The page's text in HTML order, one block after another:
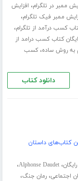
ممبر در تلگرام، افزایش
ممبر فیک تلگرام،
کسب درآمد از تلگرام،
کتاب کسب درامد از
به روش ساده،کسب
دانلود کتاب
کتاب‌های داستان
،Alphonse Daudet،
اجتماعی،رمان جنگ،